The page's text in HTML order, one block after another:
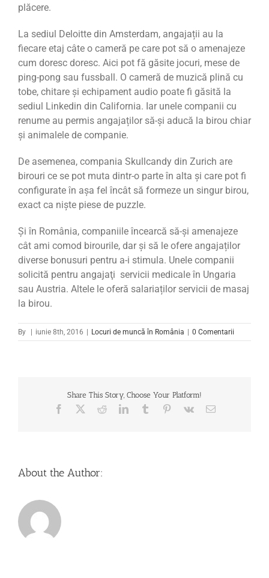
plăcere.
La sediul Deloitte din Amsterdam, angajații au la
fiecare etaj câte o cameră pe care pot să o amenajeze
cum doresc doresc. Aici pot fă găsite jocuri, mese de
ping-pong sau fussball. O cameră de muzică plină cu
tobe, chitare şi echipament audio poate fi găsită la
sediul Linkedin din California. Iar unele companii cu
renume au permis angajaților să-și aducă la birou chiar
și animalele de companie.
De asemenea, compania Skullcandy din Zurich are
birouri ce se pot muta dintr-o parte în alta şi care pot fi
configurate în aşa fel încât să formeze un singur birou,
exact ca nişte piese de puzzle.
Și în România, companiile încearcă să-și amenajeze
cât ami comod birourile, dar și să le ofere angajaților
diverse bonusuri pentru a-i stimula. Unele companii
solicită pentru angajaţi servicii medicale în Ungaria
sau Austria. Altele le oferă salariaților servicii de masaj
la birou.
By | iunie 8th, 2016 | Locuri de muncă în România | 0 Comentarii
Share This Story, Choose Your Platform!
Facebook RedditLinkedInTumblr Pinterest
Vk Email
About the Author: